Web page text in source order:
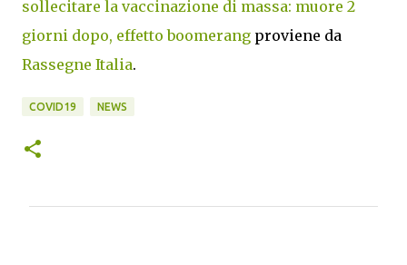
sollecitare la vaccinazione di massa: muore 2
giorni dopo, effetto boomerang proviene da
Rassegne Italia.
COVID19 NEWS